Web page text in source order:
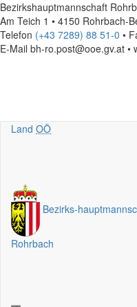
Bezirkshauptmannschaft
Am Teich 1 • 4150 Rohrbach-
Telefon (+43 7289) 88 51-0 •
E-Mail bh-ro.post@ooe.gv.at •
Land OÖ
Bezirks-
Rohrbach